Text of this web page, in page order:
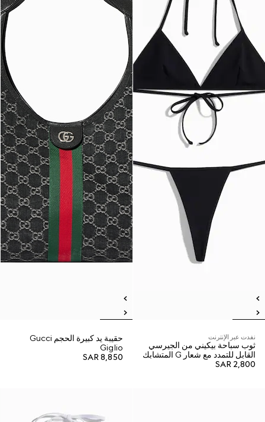
نفدت عبر الإنترنت
ثوب سباحة بيكيني من الجيرسي
القابل للتمدد مع شعار G المتشابك
SAR 2,800
حقيبة يد كبيرة الحجم Gucci
Giglio
SAR 8,850